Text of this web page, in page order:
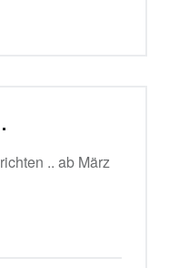
.. ab März